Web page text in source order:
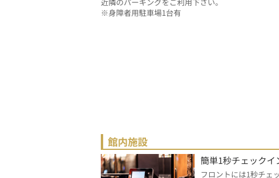
近隣のパーキングをご利用下さい。
※身障者用駐車場1台有
館内施設
簡単1秒チェックイ
フロントには1秒チェ